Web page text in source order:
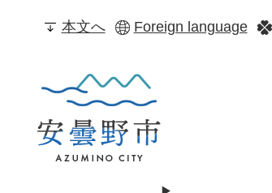
本文へ Foreign language